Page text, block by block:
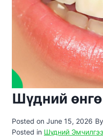
Шүдний өнгө
Posted on June 15, 2026 By
Posted in Шүдний Эмчилгээ